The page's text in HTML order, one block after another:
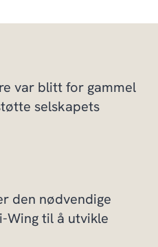
var blitt for gammel
selskapets
den nødvendige
til å utvikle